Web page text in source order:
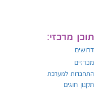
תוכן מרכזי:
דרושים
מכרזים
התחברות למערכת
תקנון חוגים